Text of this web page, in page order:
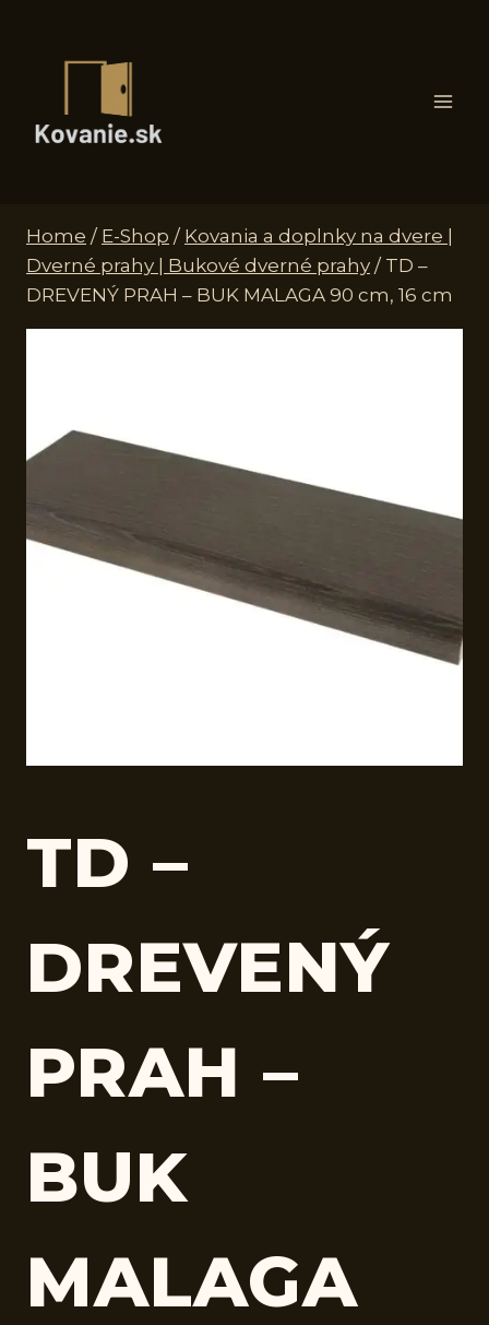
Home / E-Shop / Kovania a doplnky na dvere |
Dverné prahy | Bukové dverné prahy / TD –
DREVENÝ PRAH – BUK MALAGA 90 cm, 16 cm
TD –
DREVENÝ
PRAH –
BUK
MALAGA